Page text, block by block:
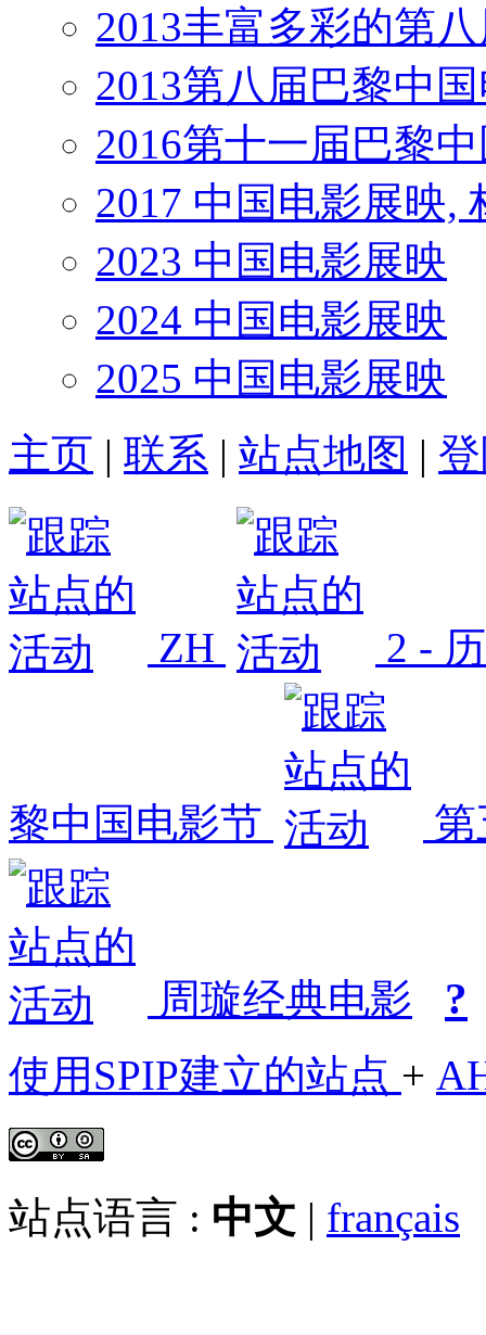
2013丰富多彩的第
2013第八届巴黎中
2016第十一届巴黎
2017 中国电影展映,
2023 中国电影展映
2024 中国电影展映
2025 中国电影展映
主页 | 联系 | 站点地图 |
ZH 2 -
黎中国电影节
周璇经典电影 ?
使用SPIP建立的站点 +
站点语言 : 中文 | français